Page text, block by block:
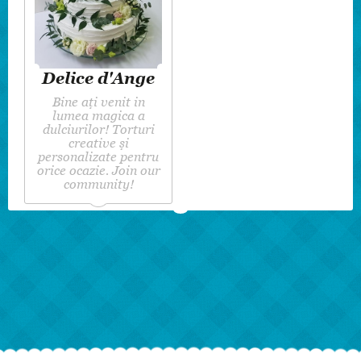
Delice d'Ange
Bine ați venit in
lumea magica a
dulciurilor! Torturi
creative și
personalizate pentru
orice ocazie. Join our
community!